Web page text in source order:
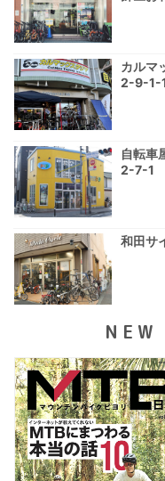
カルマ
2-9-1-
自転車
2-7-1
和田サ